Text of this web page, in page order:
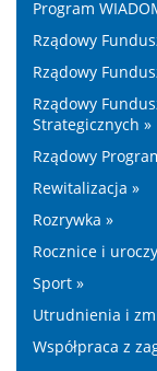
Program
Rządowy
Rządowy
Rządowy
Strategicznych »
Rządowy
Rewitalizacja »
Rozrywka »
Rocznice i
Sport »
Utrudnienia i
Współpraca z